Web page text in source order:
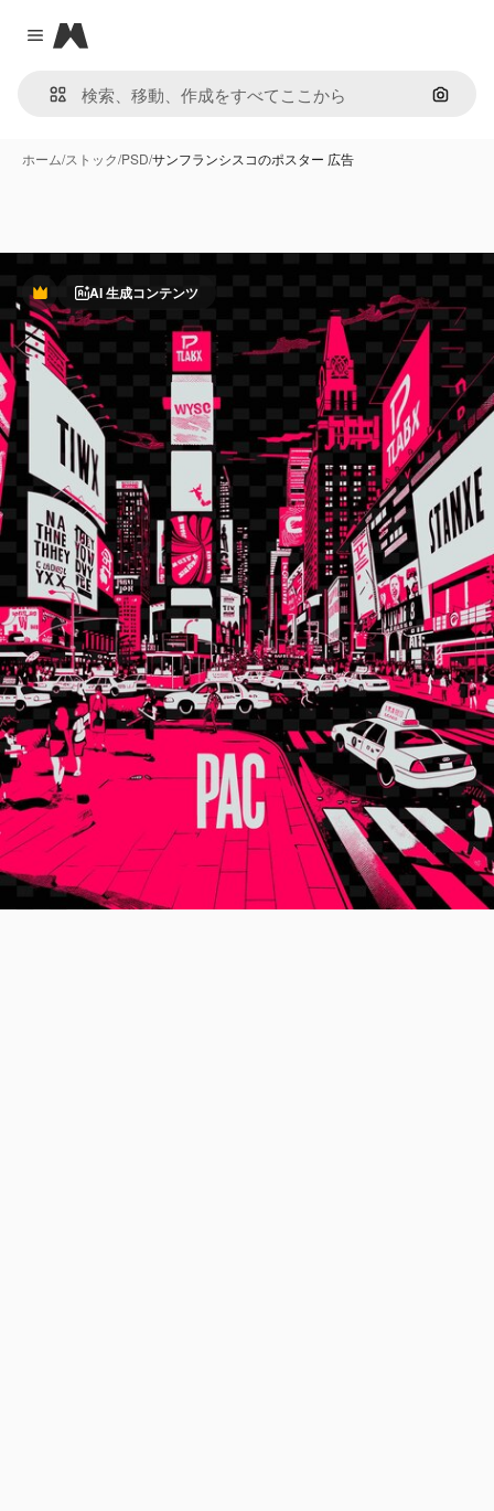
Close menu
Magnific
画像で
ホーム/ストック/PSD/サンフランシスコのポスター 広告
PremiumAI 生成コンテンツ